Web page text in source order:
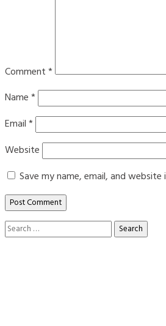
Comment*
Name*
Email*
Website
Save my name, email, and
Search